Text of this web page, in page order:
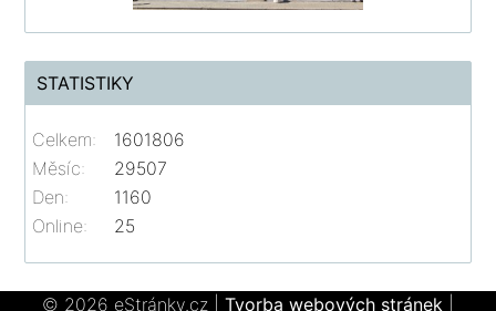
STATISTIKY
Online: 25
Celkem:
1601806
Měsíc:
29507
Den:
1160
© 2026 eStránky.cz Tvorba webových stránek